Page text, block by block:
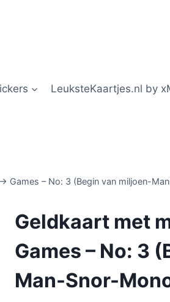
LeuksteKaartjes.nl by
Games – No: 3 (Begin van miljoen-
Geldkaart met
Games – No: 3
Man-Snor-